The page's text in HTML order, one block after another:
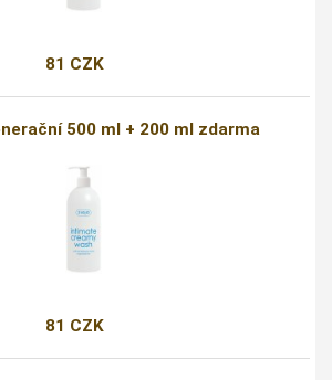
81 CZK
500 ml + 200 ml zdarma
81 CZK